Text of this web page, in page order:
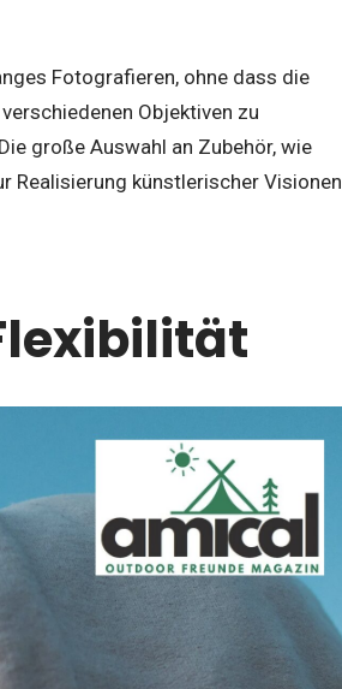
Fotografieren, ohne dass die
Objektiven zu
große Auswahl an Zubehör, wie
Realisierung künstlerischer Visionen